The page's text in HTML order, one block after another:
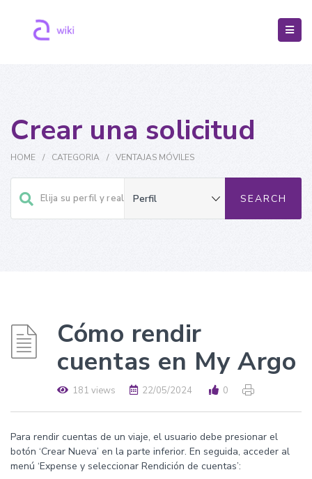
Crear una solicitud
HOME / CATEGORIA / VENTAJAS MÓVILES
Cómo rendir
cuentas en My Argo
181 views 22/05/2024 0
Para rendir cuentas de un viaje, el usuario debe presionar el
botón ‘Crear Nueva’ en la parte inferior. En seguida, acceder al
menú ‘Expense y seleccionar Rendición de cuentas’: